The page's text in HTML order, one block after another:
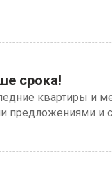
срока!
квартиры и
предложениями и